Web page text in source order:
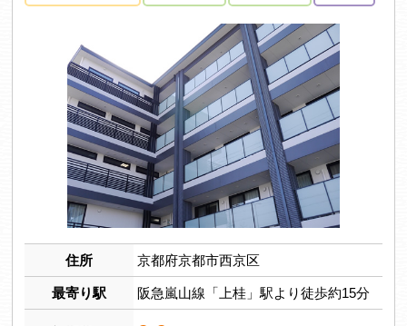
住所 京都府京都市西京区
最寄り駅 阪急嵐山線「上桂」駅より徒歩約15分